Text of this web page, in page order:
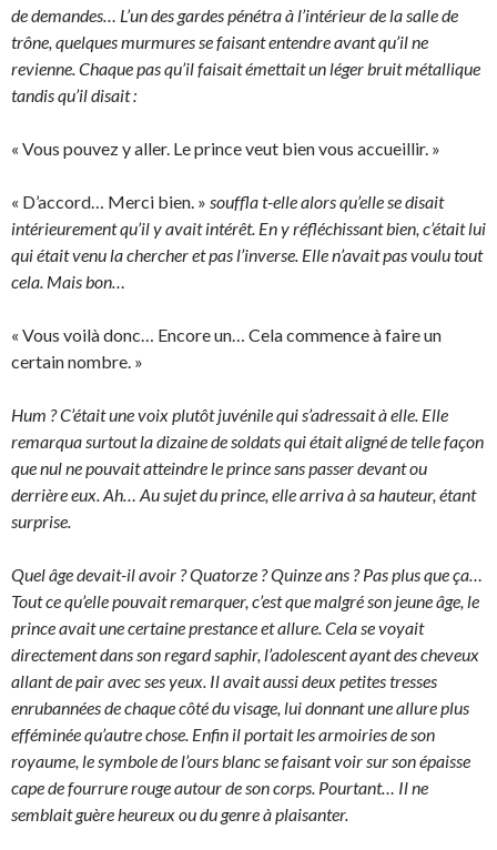
de demandes… L’un des gardes pénétra à l’intérieur de la salle de
trône, quelques murmures se faisant entendre avant qu’il ne
revienne. Chaque pas qu’il faisait émettait un léger bruit métallique
tandis qu’il disait :
« Vous pouvez y aller. Le prince veut bien vous accueillir. »
« D’accord… Merci bien. » souffla t-elle alors qu’elle se disait
intérieurement qu’il y avait intérêt. En y réfléchissant bien, c’était lui
qui était venu la chercher et pas l’inverse. Elle n’avait pas voulu tout
cela. Mais bon…
« Vous voilà donc… Encore un… Cela commence à faire un
certain nombre. »
Hum ? C’était une voix plutôt juvénile qui s’adressait à elle. Elle
remarqua surtout la dizaine de soldats qui était aligné de telle façon
que nul ne pouvait atteindre le prince sans passer devant ou
derrière eux. Ah… Au sujet du prince, elle arriva à sa hauteur, étant
surprise.
Quel âge devait-il avoir ? Quatorze ? Quinze ans ? Pas plus que ça…
Tout ce qu’elle pouvait remarquer, c’est que malgré son jeune âge, le
prince avait une certaine prestance et allure. Cela se voyait
directement dans son regard saphir, l’adolescent ayant des cheveux
allant de pair avec ses yeux. Il avait aussi deux petites tresses
enrubannées de chaque côté du visage, lui donnant une allure plus
efféminée qu’autre chose. Enfin il portait les armoiries de son
royaume, le symbole de l’ours blanc se faisant voir sur son épaisse
cape de fourrure rouge autour de son corps. Pourtant… Il ne
semblait guère heureux ou du genre à plaisanter.